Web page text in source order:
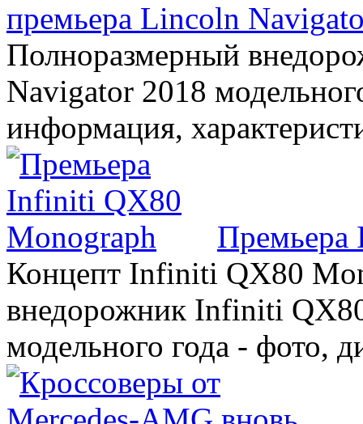
премьера Lincoln
Полноразмерный
Navigator 2018
информация,
Премьера
Концепт Infiniti QX80
внедорожник Infiniti
модельного года - фото,